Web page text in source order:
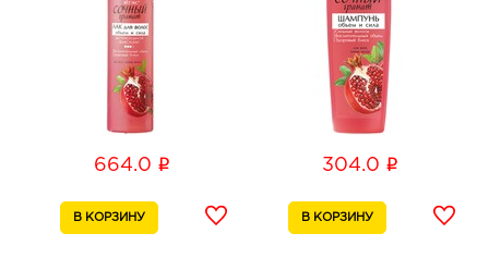
График работы:
Таганрог Юность: 447.0 руб.
347931, Ростовская область, г.о. город Таганрог, г
Таганрог, ул Дзержинского, Дом 165
Таганрог Мармелад: 447.0 руб.
347930, Ростовская область, г.о. город Таганрог, г
664.0 i 304.0 i